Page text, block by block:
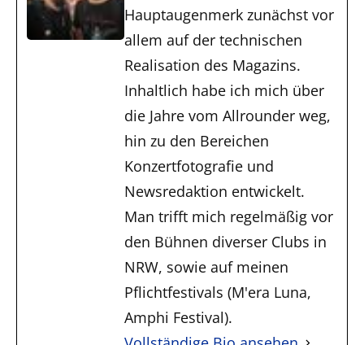
Hauptaugenmerk zunächst vor
allem auf der technischen
Realisation des Magazins.
Inhaltlich habe ich mich über
die Jahre vom Allrounder weg,
hin zu den Bereichen
Konzertfotografie und
Newsredaktion entwickelt.
Man trifft mich regelmäßig vor
den Bühnen diverser Clubs in
NRW, sowie auf meinen
Pflichtfestivals (M'era Luna,
Amphi Festival).